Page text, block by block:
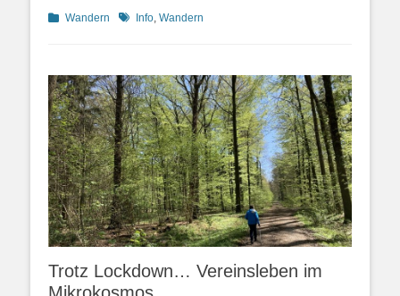
Kategorien
Wandern Schlagworte
Info, Wandern
Trotz Lockdown… Vereinsleben im
Mikrokosmos.